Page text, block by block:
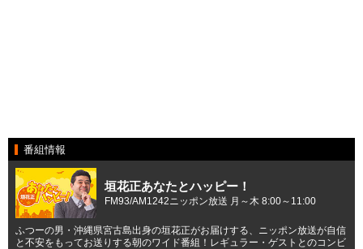
番組情報
垣花正あなたとハッピー！
FM93/AM1242ニッポン放送 月～木 8:00～11:00
ふつーの男・沖縄県宮古島出身の垣花正がお届けする、ニッポン放送が自信
と不安をもってお送りする朝のワイド番組！レギュラー・ゲストとのコンビ